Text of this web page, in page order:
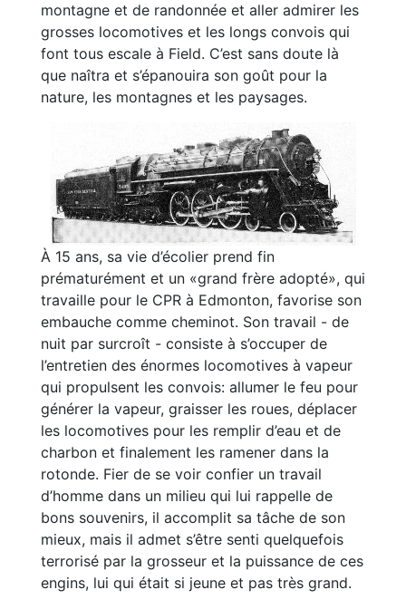
montagne et de randonnée et aller admirer les
grosses locomotives et les longs convois qui
font tous escale à Field. C’est sans doute là
que naîtra et s’épanouira son goût pour la
nature, les montagnes et les paysages.
À 15 ans, sa vie d’écolier prend fin
prématurément et un «grand frère adopté», qui
travaille pour le CPR à Edmonton, favorise son
embauche comme cheminot. Son travail - de
nuit par surcroît - consiste à s’occuper de
l’entretien des énormes locomotives à vapeur
qui propulsent les convois: allumer le feu pour
générer la vapeur, graisser les roues, déplacer
les locomotives pour les remplir d’eau et de
charbon et finalement les ramener dans la
rotonde. Fier de se voir confier un travail
d’homme dans un milieu qui lui rappelle de
bons souvenirs, il accomplit sa tâche de son
mieux, mais il admet s’être senti quelquefois
terrorisé par la grosseur et la puissance de ces
engins, lui qui était si jeune et pas très grand.